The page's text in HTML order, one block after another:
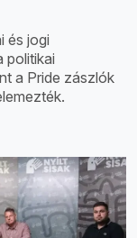
és jogi
politikai
a Pride zászlók